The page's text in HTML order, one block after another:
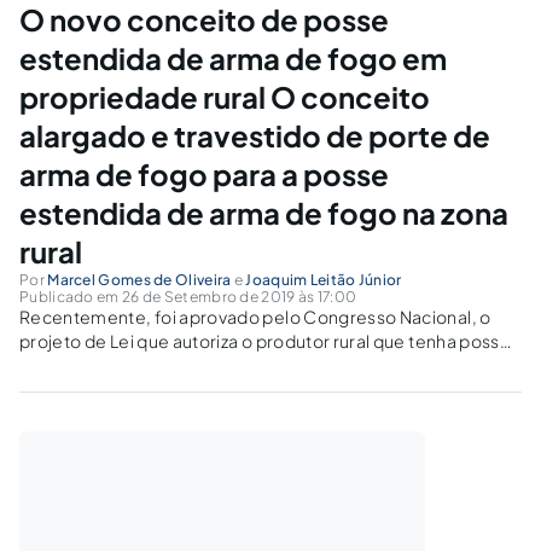
O novo conceito de posse
estendida de arma de fogo em
propriedade rural O conceito
alargado e travestido de porte de
arma de fogo para a posse
estendida de arma de fogo na zona
rural
Por Marcel Gomes de Oliveira eJoaquim Leitão Júnior
Publicado em 26 de Setembro de 2019 às 17:00
Recentemente, foi aprovado pelo Congresso Nacional, o
projeto de Lei que autoriza o produtor rural que tenha posse
propriedade rural, e não apenas na sede da propriedade,...